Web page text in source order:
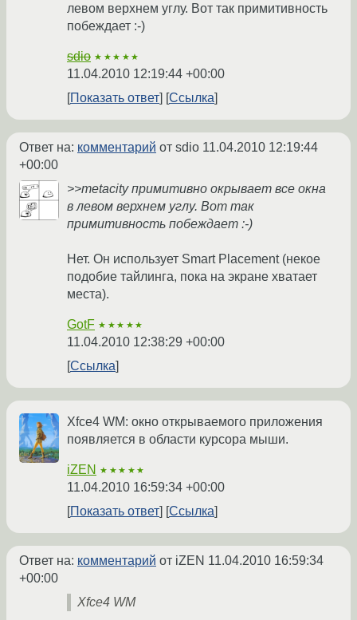
левом верхнем углу. Вот так примитивность
побеждает :-)
sdio ★★★★★
11.04.2010 12:19:44 +00:00
Показать ответ
Ссылка
Ответ на: комментарий от sdio 11.04.2010 12:19:44
+00:00
>>metacity примитивно окрывает все окна
в левом верхнем углу. Вот так
примитивность побеждает :-)
Нет. Он использует Smart Placement (некое
подобие тайлинга, пока на экране хватает
места).
GotF ★★★★★
11.04.2010 12:38:29 +00:00
Ссылка
Xfce4 WM: окно открываемого приложения
появляется в области курсора мыши.
iZEN ★★★★★
11.04.2010 16:59:34 +00:00
Показать ответ
Ссылка
Ответ на: комментарий от iZEN 11.04.2010 16:59:34
+00:00
Xfce4 WM